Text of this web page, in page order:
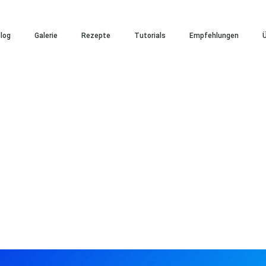
Galerie Rezepte Tutorials Empfehlungen